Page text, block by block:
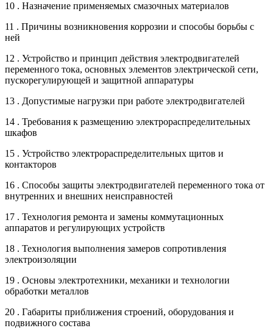
10 . Назначение применяемых смазочных материалов
11 . Причины возникновения коррозии и способы борьбы с
ней
12 . Устройство и принцип действия электродвигателей
переменного тока, основных элементов электрической сети,
пускорегулирующей и защитной аппаратуры
13 . Допустимые нагрузки при работе электродвигателей
14 . Требования к размещению электрораспределительных
шкафов
15 . Устройство электрораспределительных щитов и
контакторов
16 . Способы защиты электродвигателей переменного тока от
внутренних и внешних неисправностей
17 . Технология ремонта и замены коммутационных
аппаратов и регулирующих устройств
18 . Технология выполнения замеров сопротивления
электроизоляции
19 . Основы электротехники, механики и технологии
обработки металлов
20 . Габариты приближения строений, оборудования и
подвижного состава